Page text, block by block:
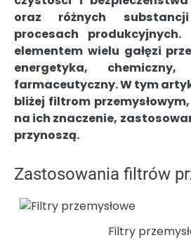
oraz różnych
procesach produkcyjnych.
elementem wielu gałęzi
energetyka,
farmaceutyczny. W tym
bliżej filtrom
na ich znaczenie,
przynoszą.
Zastosowania filtrów
Filtry